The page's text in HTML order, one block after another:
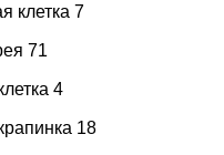
клетка 7
71
4
18